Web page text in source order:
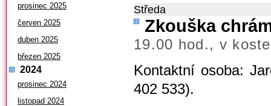
prosinec 2025
červen 2025
duben 2025
březen 2025
2024
prosinec 2024
listopad 2024
Středa
Zkouška
19.00 hod., v
Kontaktní osoba:
402 533).